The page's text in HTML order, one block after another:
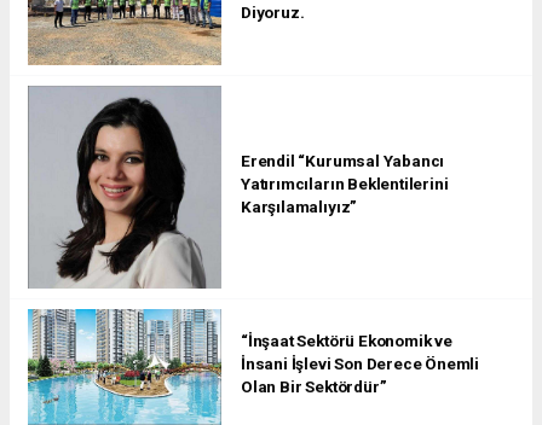
Diyoruz.
Erendil “Kurumsal Yabancı
Yatırımcıların Beklentilerini
Karşılamalıyız”
“İnşaat Sektörü Ekonomik ve
İnsani İşlevi Son Derece Önemli
Olan Bir Sektördür”